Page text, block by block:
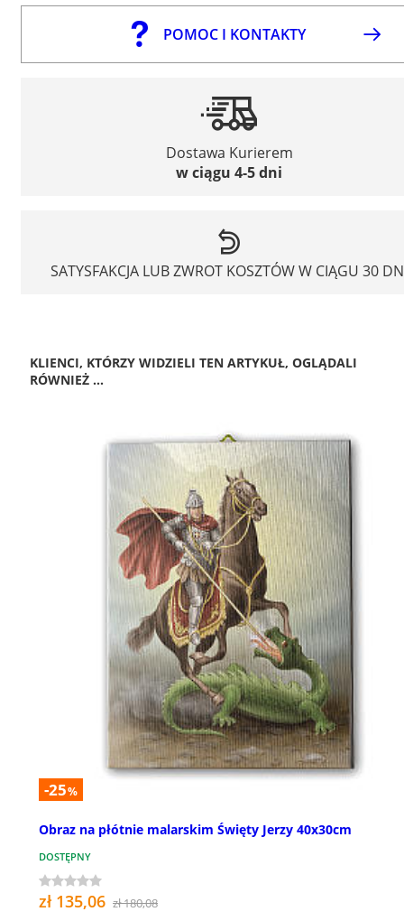
POMOC I KONTAKTY
Dostawa Kurierem
w ciągu 4-5 dni
SATYSFAKCJA LUB ZWROT KOSZTÓW W CIĄGU 30
KLIENCI, KTÓRZY WIDZIELI TEN ARTYKUŁ, OGLĄDALI
RÓWNIEŻ ...
-25%
Obraz na płótnie malarskim Święty Jerzy 40x30cm
DOSTĘPNY
zł 135,06 zł 180,08